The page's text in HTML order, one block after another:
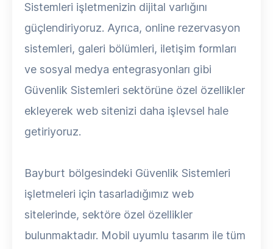
Sistemleri işletmenizin dijital varlığını
güçlendiriyoruz. Ayrıca, online rezervasyon
sistemleri, galeri bölümleri, iletişim formları
ve sosyal medya entegrasyonları gibi
Güvenlik Sistemleri sektörüne özel özellikler
ekleyerek web sitenizi daha işlevsel hale
getiriyoruz.
Bayburt bölgesindeki Güvenlik Sistemleri
işletmeleri için tasarladığımız web
sitelerinde, sektöre özel özellikler
bulunmaktadır. Mobil uyumlu tasarım ile tüm